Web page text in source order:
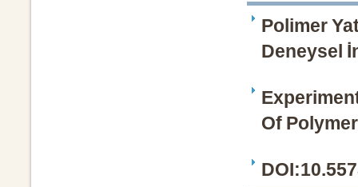
Polimer
Deneysel
Of